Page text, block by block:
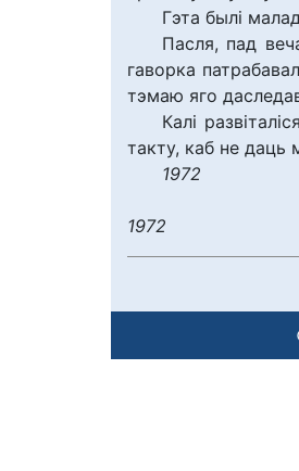
Гэта былі
Пасля, пад
гаворка
тэмаю яго
Калі
такту, каб не даць
1972
1972